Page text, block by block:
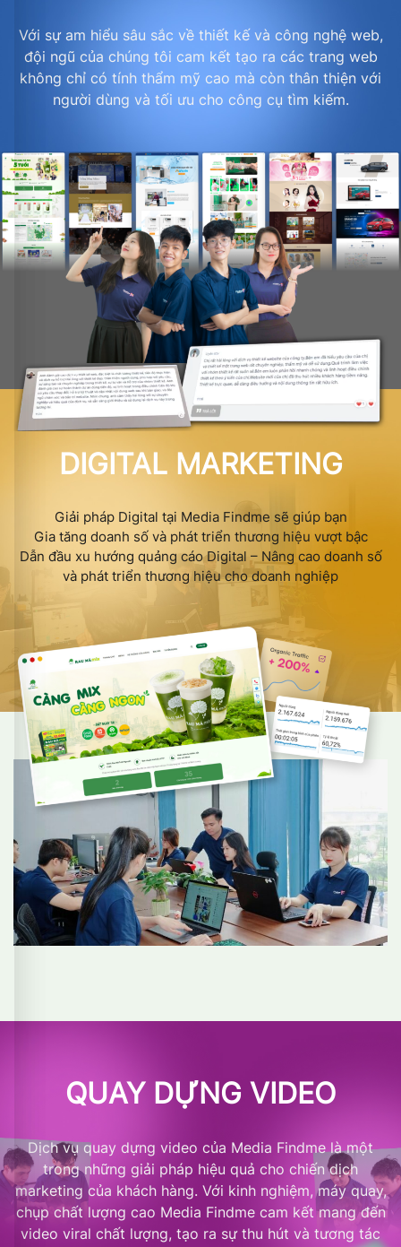
Với sự am hiểu sâu sắc về thiết kế và công nghệ web,
đội ngũ của chúng tôi cam kết tạo ra các trang web
không chỉ có tính thẩm mỹ cao mà còn thân thiện với
người dùng và tối ưu cho công cụ tìm kiếm.
DIGITAL MARKETING
Giải pháp Digital tại Media Findme sẽ giúp bạn
Gia tăng doanh số và phát triển thương hiệu vượt bậc
Dẫn đầu xu hướng quảng cáo Digital – Nâng cao doanh số
và phát triển thương hiệu cho doanh nghiệp
QUAY DỰNG VIDEO
Dịch vụ quay dựng video của Media Findme là một
trong những giải pháp hiệu quả cho chiến dịch
marketing của khách hàng. Với kinh nghiệm, máy quay,
chụp chất lượng cao Media Findme cam kết mang đến
video viral chất lượng, tạo ra sự thu hút và tương tác